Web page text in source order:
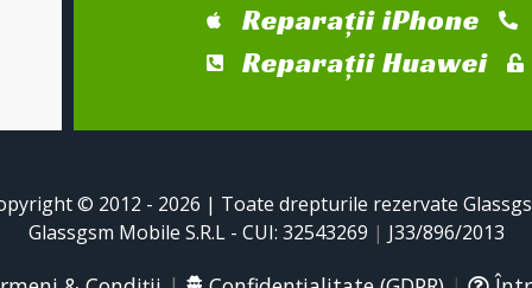
Reparații iPhone
Reparații Huawei
© 2012 - 2026 | Toate drepturile rezervate
Glassgsm Mobile S.R.L - CUI: 32543269 | J33/896/2013